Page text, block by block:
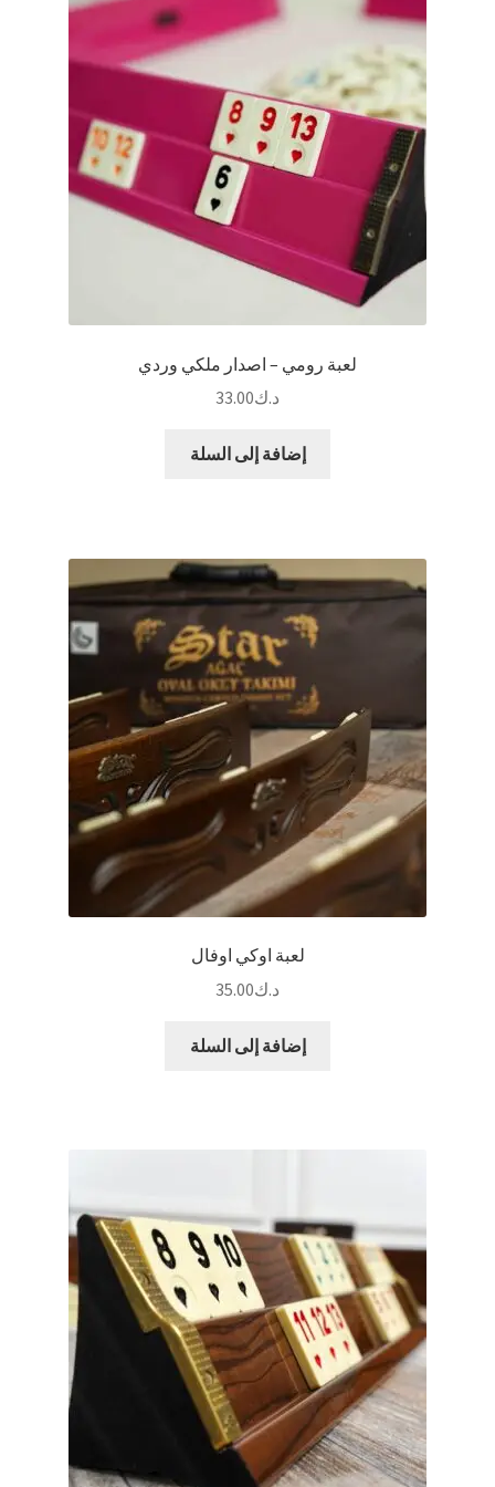
لعبة رومي – اصدار ملكي وردي
د.ك33.00
إضافة إلى السلة
لعبة اوكي اوفال
د.ك35.00
إضافة إلى السلة